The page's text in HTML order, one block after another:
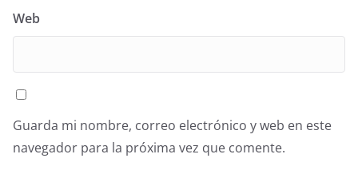
Web
Guarda mi nombre, correo electrónico y web en este
navegador para la próxima vez que comente.